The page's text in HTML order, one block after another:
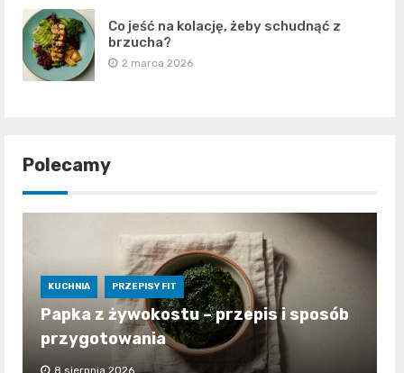
Co jeść na kolację, żeby schudnąć z
brzucha?
2 marca 2026
Polecamy
KUCHNIA PRZEPISY FIT
Papka z żywokostu – przepis i sposób
przygotowania